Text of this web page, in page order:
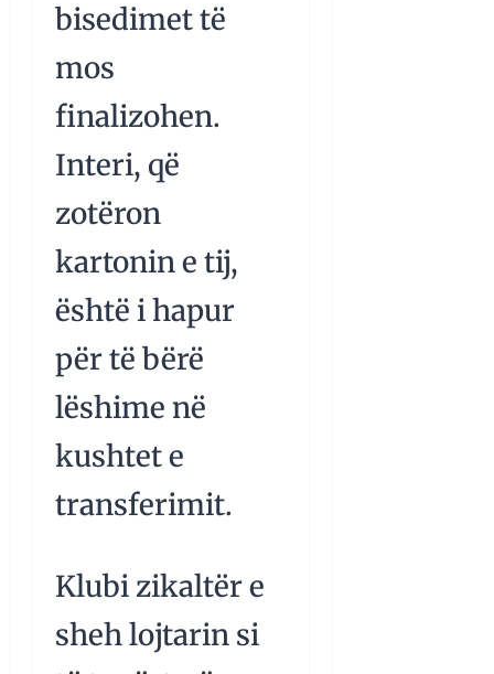
bisedimet të
mos
finalizohen.
Interi, që
zotëron
kartonin e tij,
është i hapur
për të bërë
lëshime në
kushtet e
transferimit.
Klubi zikaltër e
sheh lojtarin si